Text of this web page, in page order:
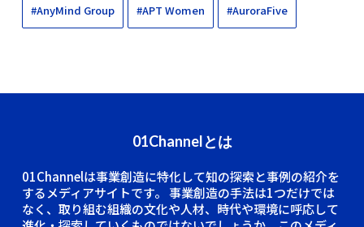
#AnyMind Group #APT Women #AuroraFive
01Channelとは
01Channelは事業創造に特化して知の探索と事例の紹介を
するメディアサイトです。 事業創造の手法は1つだけでは
なく、取り組む組織の文化や人材、時代や環境に呼応して